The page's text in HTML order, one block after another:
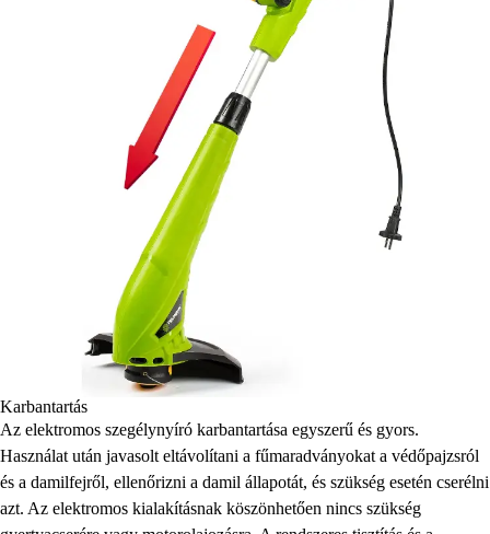
Karbantartás
Az elektromos szegélynyíró karbantartása egyszerű és gyors.
Használat után javasolt eltávolítani a fűmaradványokat a védőpajzsról
és a damilfejről, ellenőrizni a damil állapotát, és szükség esetén cserélni
azt. Az elektromos kialakításnak köszönhetően nincs szükség